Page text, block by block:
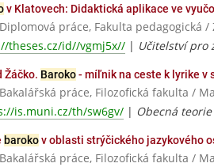
v Klatovech: Didaktická aplikace ve
práce, Fakulta pedagogická /
theses.cz/id//vgmj5x// | Učitelství pro
Žáčko. Baroko- míľnik na ceste k lyrike v
práce, Filozofická fakulta /
is.muni.cz/th/sw6gv/ | Obecná
barokov oblasti strýčického jazykového
práce, Filozofická fakulta /